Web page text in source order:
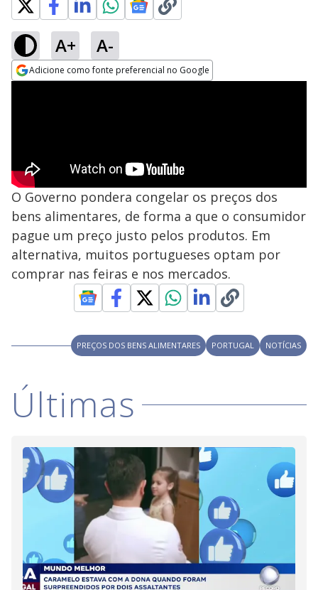
A+ A-
Adicione como fonte preferencial no Google
O Governo pondera congelar os preços dos
bens alimentares, de forma a que o consumidor
pague um preço justo pelos produtos. Em
alternativa, muitos portugueses optam por
comprar nas feiras e nos mercados.
PREÇOS DOS BENS ALIMENTARES PORTUGAL NOTÍCIAS
Últimas